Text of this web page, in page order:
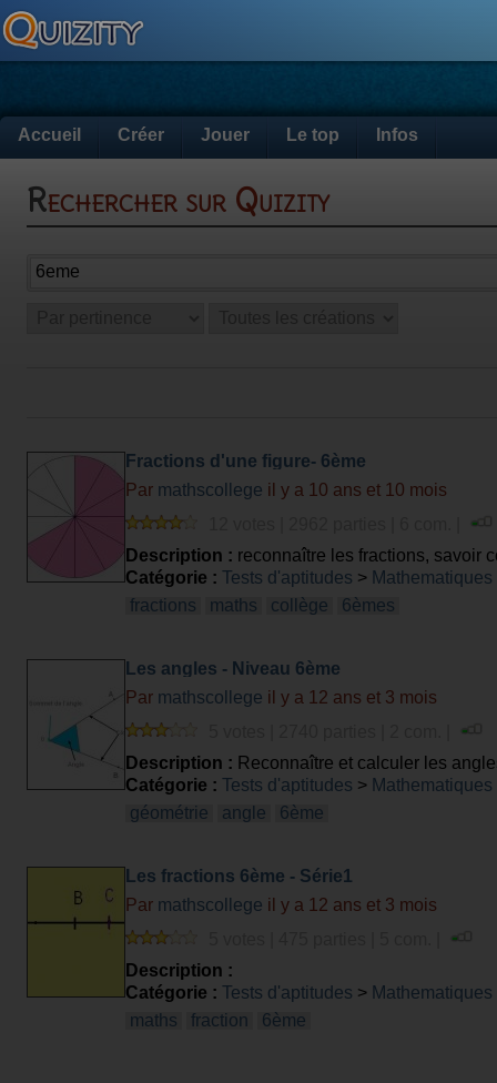
Accueil Créer Jouer Le top Infos
Rechercher sur Quizity
Fractions d'une figure- 6ème
Par mathscollege il y a 10 ans et 10 mois
Description : reconnaître les fractions, savoir
Catégorie : Tests d'aptitudes > Mathematiques
fractions
maths collège 6èmes
Les angles - Niveau 6ème
Par mathscollege il y a 12 ans et 3 mois
Description : Reconnaître et calculer les
Catégorie : Tests d'aptitudes > Mathematiques
géométrie
angle 6ème
Les fractions 6ème - Série1
Par mathscollege il y a 12 ans et 3 mois
Description :
Catégorie : Tests d'aptitudes > Mathematiques
maths
fraction 6ème